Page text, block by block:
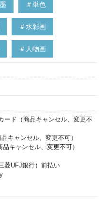
＃単色
＃水彩画
＃人物画
ード（商品キャンセル、変更不
キャンセル、変更不可）
キャンセル、変更不可）
菱UFJ銀行）前払い